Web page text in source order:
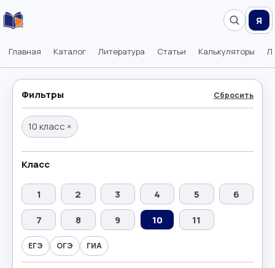
Главная Каталог Литература Статьи Калькуляторы
Я
Фильтры Сбросить
10 класс ×
Класс
1 2 3 4 5
6
7
8 9 10 11
ЕГЭ ОГЭ ГИА